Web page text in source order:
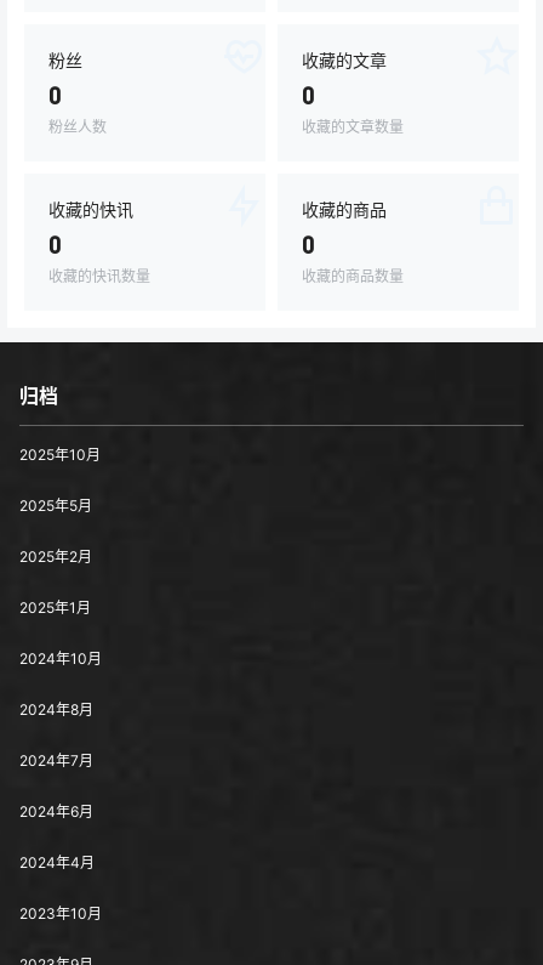
粉丝
0
粉丝人数
收藏的文章
0
收藏的文章数量
收藏的快讯
0
收藏的快讯数量
收藏的商品
0
收藏的商品数量
归档
2025年10月
2025年5月
2025年2月
2025年1月
2024年10月
2024年8月
2024年7月
2024年6月
2024年4月
2023年10月